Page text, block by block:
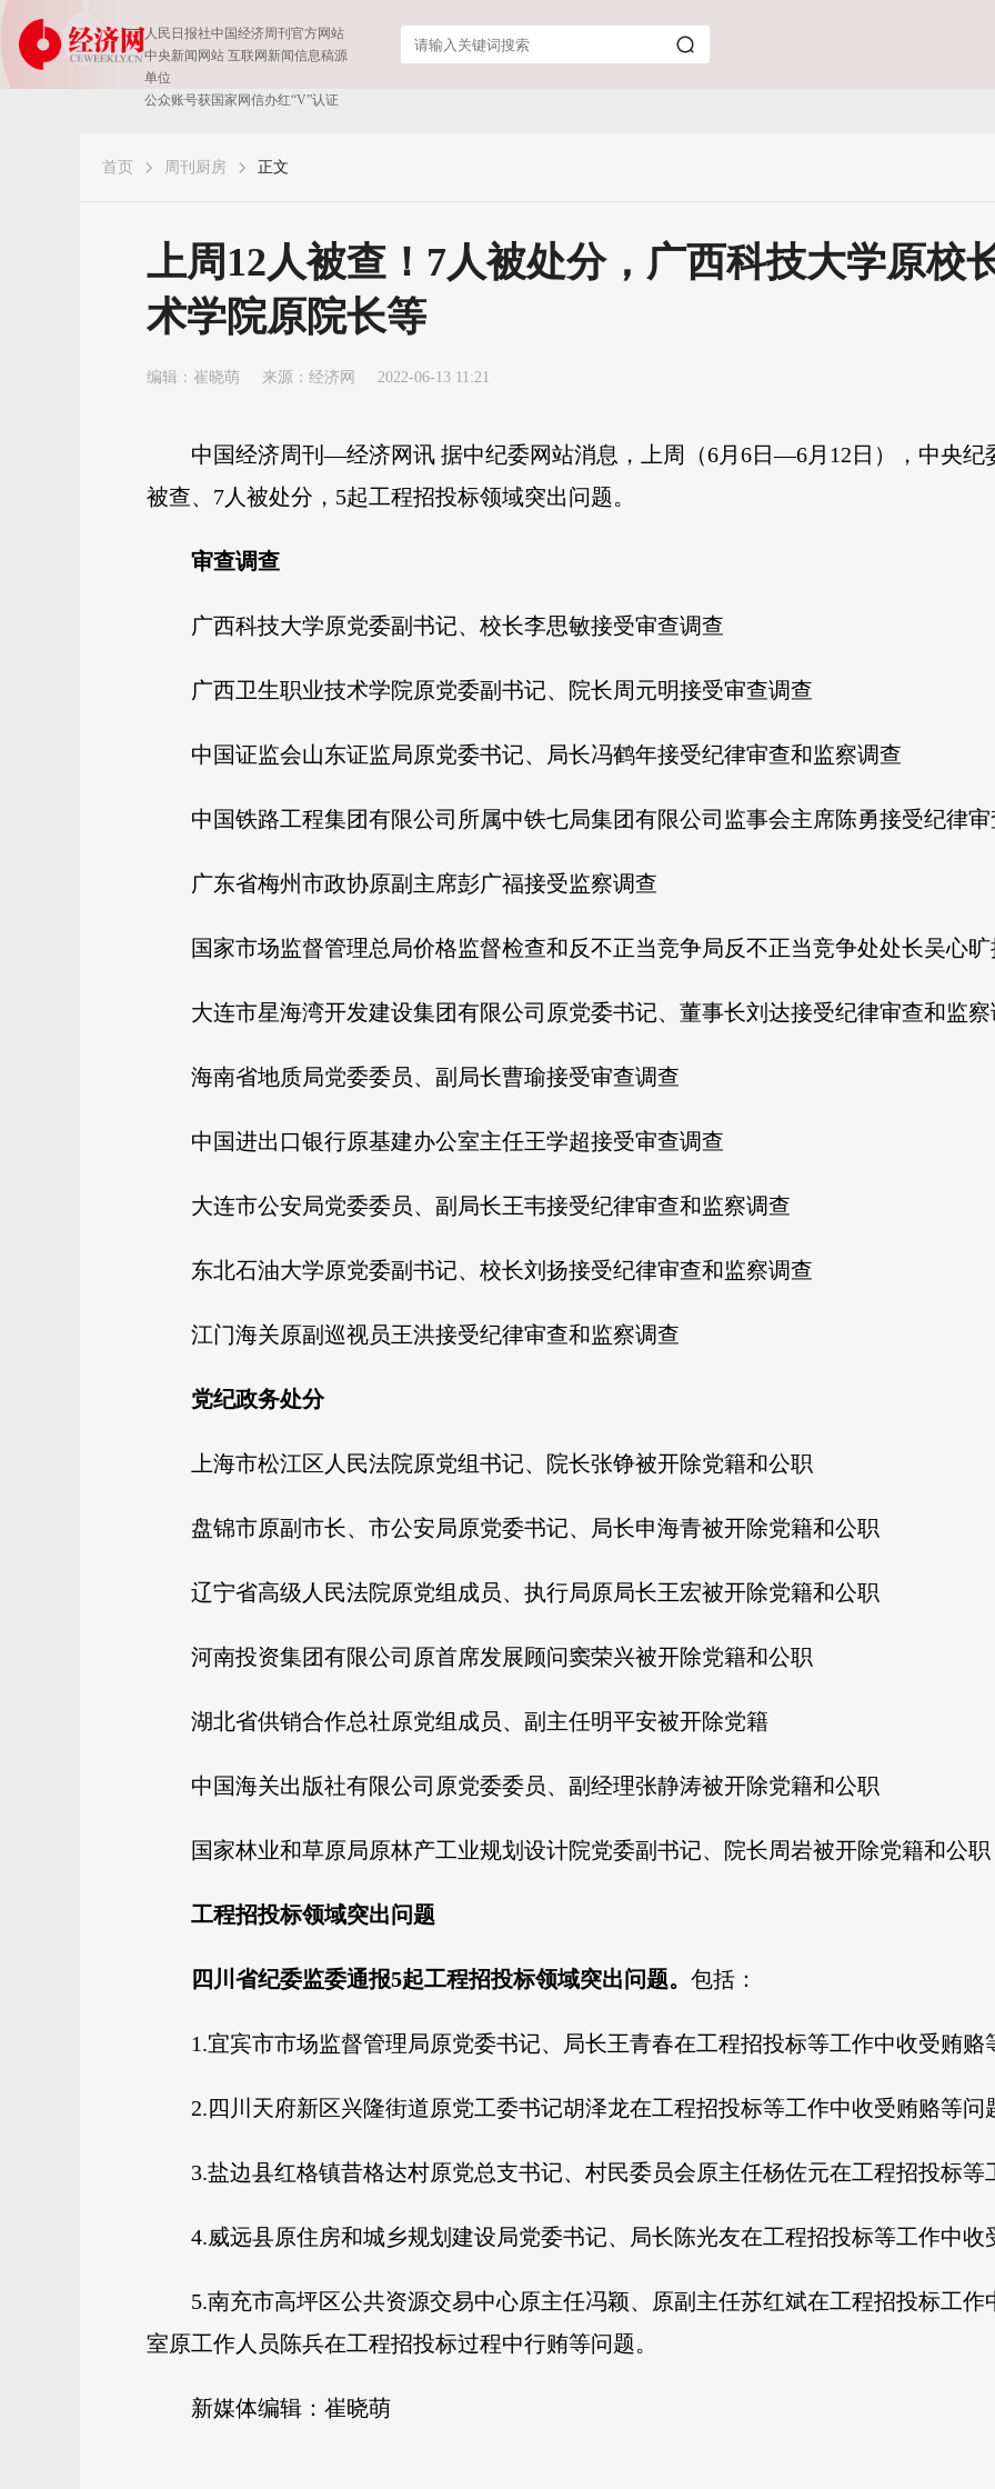
人民日报社中国经济周刊官方网站
中央新闻网站 互联网新闻信息稿源
单位
公众账号获国家网信办红“V”认证
首页 周刊厨房 正文
上周12人被查！7人被处分，广西科技大学原校
术学院原院长等
编辑：崔晓萌 来源： 经济网 2022-06-13 11:21
中国经济周刊—经济网讯 据中纪委网站消息，
上周（6月6日—6月12日），中央
被查、7人被处分，5起工程招投标领域突出问题。
审查调查
广西科技大学原党委副书记、校长李思敏接受审查调查
广西卫生职业技术学院原党委副书记、院长周元明接受审查调查
中国证监会山东证监局原党委书记、局长冯鹤年接受纪律审查和监察调查
中国铁路工程集团有限公司所属中铁七局集团有限公司监事会主席陈勇接受纪律
广东省梅州市政协原副主席彭广福接受监察调查
国家市场监督管理总局价格监督检查和反不正当竞争局反不正当竞争处处长吴心
大连市星海湾开发建设集团有限公司原党委书记、董事长刘达接受纪律审查和监
海南省地质局党委委员、副局长曹瑜接受审查调查
中国进出口银行原基建办公室主任王学超接受审查调查
大连市公安局党委委员、副局长王韦接受纪律审查和监察调查
东北石油大学原党委副书记、校长刘扬接受纪律审查和监察调查
江门海关原副巡视员王洪接受纪律审查和监察调查
党纪政务处分
上海市松江区人民法院原党组书记、院长张铮被开除党籍和公职
盘锦市原副市长、市公安局原党委书记、局长申海青被开除党籍和公职
辽宁省高级人民法院原党组成员、执行局原局长王宏被开除党籍和公职
河南投资集团有限公司原首席发展顾问窦荣兴被开除党籍和公职
湖北省供销合作总社原党组成员、副主任明平安被开除党籍
中国海关出版社有限公司原党委委员、副经理张静涛被开除党籍和公职
国家林业和草原局原林产工业规划设计院党委副书记、院长周岩被开除党籍和公职
工程招投标领域突出问题
四川省纪委监委通报5起工程招投标领域突出问题。 包括：
1.宜宾市市场监督管理局原党委书记、局长王青春在工程招投标等工作中收受贿赂
2.四川天府新区兴隆街道原党工委书记胡泽龙在工程招投标等工作中收受贿赂等问
3.盐边县红格镇昔格达村原党总支书记、村民委员会原主任杨佐元在工程招投标
4.威远县原住房和城乡规划建设局党委书记、局长陈光友在工程招投标等工作中收
5.南充市高坪区公共资源交易中心原主任冯颖、原副主任苏红斌在工程招投标工
室原工作人员陈兵在工程招投标过程中行贿等问题。
新媒体编辑：崔晓萌